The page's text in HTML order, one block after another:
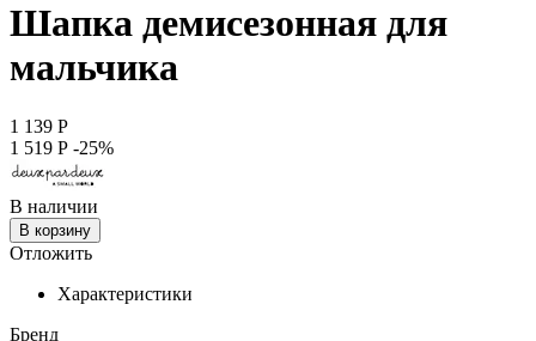
Шапка демисезонная для
мальчика
1 139 Р
1 519 Р -25%
В наличии
В корзину
Отложить
Характеристики
Бренд